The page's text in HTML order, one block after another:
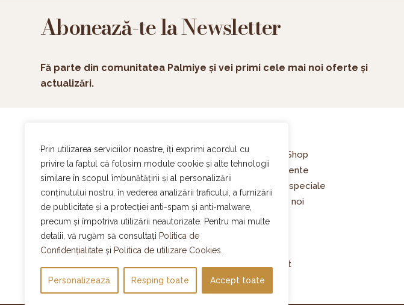
Prin utilizarea serviciilor noastre, îți exprimi acordul cu
privire la faptul că folosim module cookie și alte tehnologii
similare în scopul îmbunătățirii și al personalizării
conținutului nostru, în vederea analizării traficului, a furnizării
de publicitate și a protecției anti-spam și anti-malware,
precum și împotriva utilizării neautorizate. Pentru mai multe
detalii, vă rugăm să consultați Politica de
Confidențialitate și Politica de utilizare Cookies.
Personalizează Resping toate Accept toate
Abonează-te la Newsletter
Fă parte din comunitatea Palmiye și vei primi cele mai noi oferte și
actualizări.
Program normal
Atelier Palmiye:Luni – Sambata | 8:30-16:00
Promenada Mall: Luni – Duminica | 10:00-22:00
DN1 Value Center: Luni – Duminica | 9:00-21:00
AFI Cotroceni:
Luni – Duminica | 10:00-22:00
Online Shop
Evenimente
Oferte speciale
Despre noi
Cariere
Contact